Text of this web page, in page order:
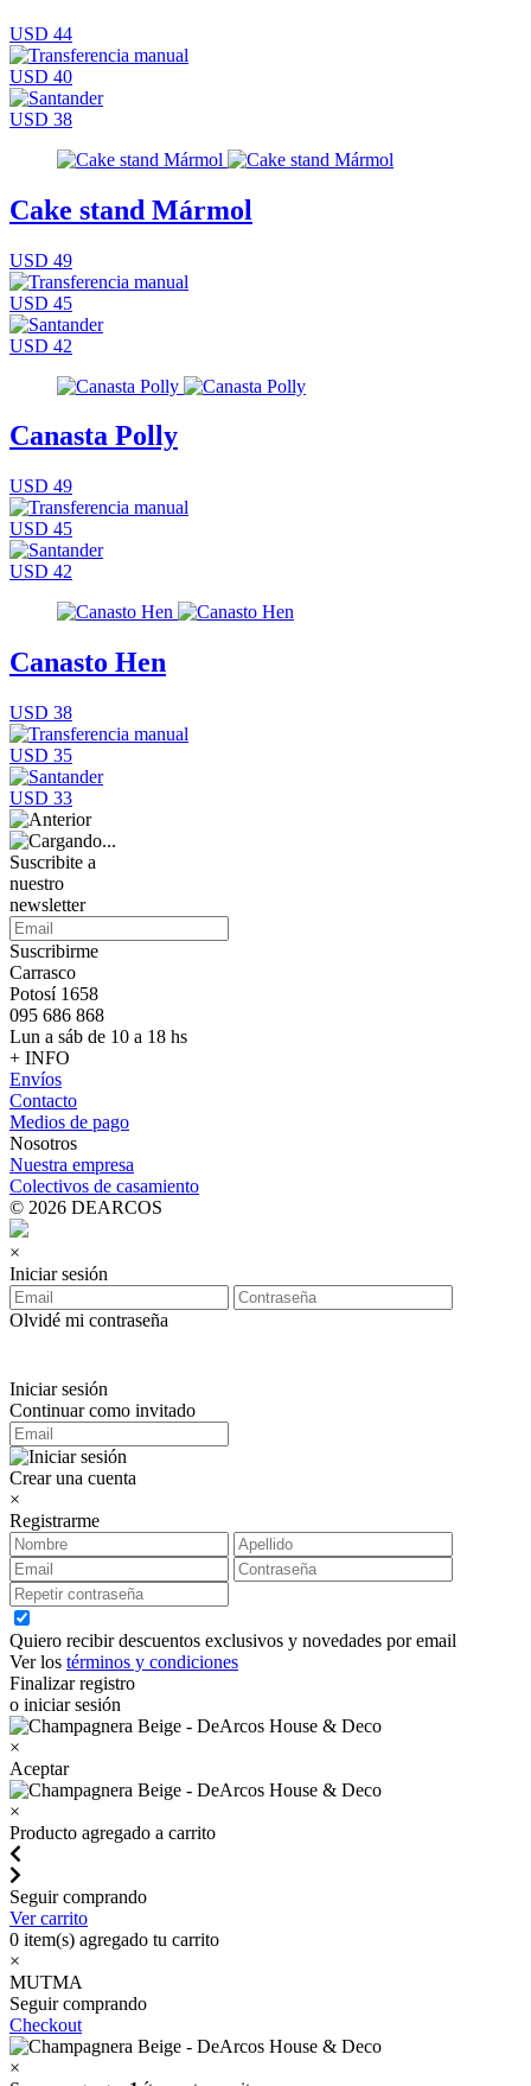
USD 44
USD 40
USD 38
Cake stand Mármol
USD 49
USD 45
USD 42
Canasta Polly
USD 49
USD 45
USD 42
Canasto Hen
USD 38
USD 35
USD 33
Suscribite a
nuestro
newsletter
Suscribirme
Carrasco
Potosí 1658
095 686 868
Lun a sáb de 10 a 18 hs
+ INFO
Envíos
Contacto
Medios de pago
Nosotros
Nuestra empresa
Colectivos de casamiento
© 2026 DEARCOS
×
Iniciar sesión
Olvidé mi contraseña
Iniciar sesión
Continuar como invitado
Crear una cuenta
×
Registrarme
Quiero recibir descuentos exclusivos y novedades por email
Ver los términos y condiciones
Finalizar registro
o iniciar sesión
×
Aceptar
×
Producto agregado a carrito
Seguir comprando
Ver carrito
0 item(s) agregado tu carrito
×
MUTMA
Seguir comprando
Checkout
×